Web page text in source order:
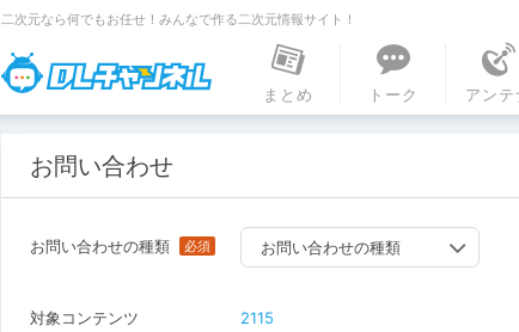
二次元なら何でもお任せ！みんなで作る二次元情報サイト！
DLチャンネル
まとめ
トーク アンテ
お問い合わせ
お問い合わせの種類 お問い合わせの種類
対象コンテンツ 2115